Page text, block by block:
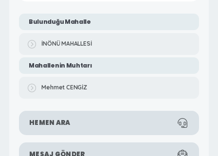
Bulunduğu Mahalle
İNÖNÜ MAHALLESİ
Mahallenin Muhtarı
Mehmet CENGİZ
HEMEN ARA